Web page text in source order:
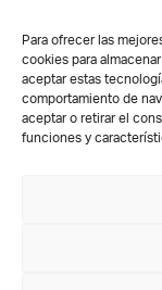
Para ofrecer las
cookies para
aceptar estas
comportamiento de
aceptar o retirar el
funciones y
Contacto
Subvención
Abiertos de lunes